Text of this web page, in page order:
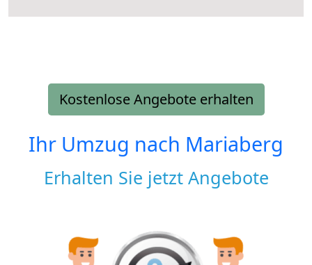
Kostenlose Angebote erhalten
Ihr Umzug nach Mariaberg
Erhalten Sie jetzt Angebote